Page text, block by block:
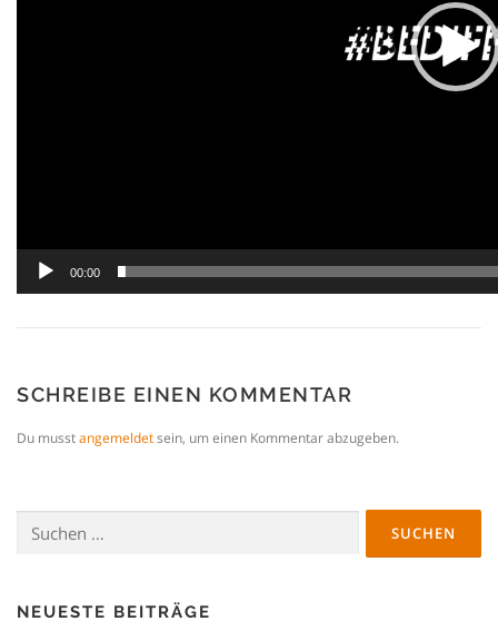
00:00
SCHREIBE EINEN KOMMENTAR
Du musstangemeldetsein, um einen Kommentar abzugeben.
nach:
NEUESTE BEITRÄGE